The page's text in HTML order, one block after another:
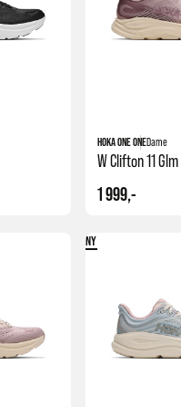
løpesko til dame
hvilken sko du burde ha, er du
HOKA ONE ONEDame
W Clifton 11
1 999,-
NY